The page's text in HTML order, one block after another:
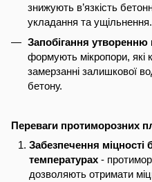
знижують в’язкість
укладання та ущільнення.
Запобігання утворенню
формують мікропори, які
замерзанні залишкової
бетону.
Переваги протиморозних
Забезпечення міцності
температурах -
дозволяють отримати